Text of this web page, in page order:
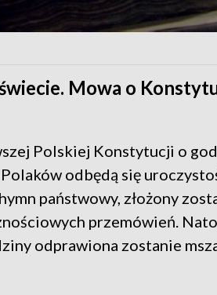
Mowa o
Polskiej Konstytucji o
odbędą się
państwowy, złożony
przemówień.
odprawiona zostanie